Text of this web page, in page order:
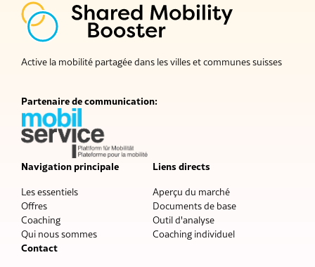
Active la mobilité partagée dans les villes et communes suisses
Partenaire de communication:
Navigation principale
Les essentiels
Offres
Coaching
Qui nous sommes
Liens directs
Aperçu du marché
Documents de base
Outil d'analyse
Coaching individuel
Contact